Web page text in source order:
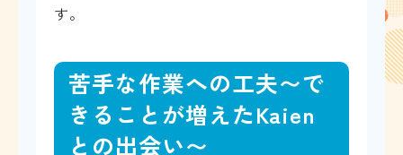
す。
苦手な作業への工夫〜で
きることが増えたKaien
との出会い〜